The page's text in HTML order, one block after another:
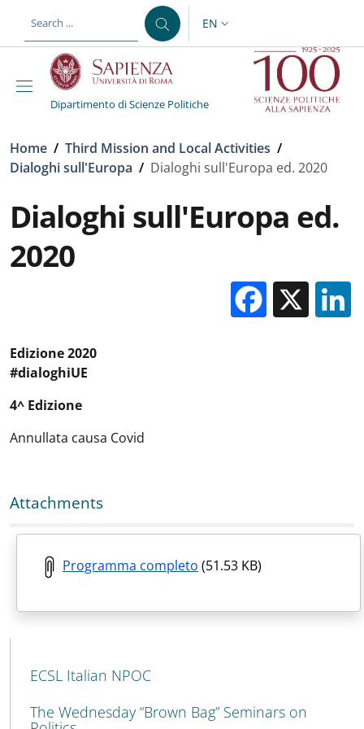
LANGUAGE SWITCHER:
EN
Dipartimento di Scienze Politiche
Breadcrumb
Home / Third Mission and Local Activities /
Dialoghi sull'Europa / Dialoghi sull'Europa ed. 2020
Dialoghi sull'Europa ed.
2020
X
Edizione 2020
#dialoghiUE
4^ Edizione
Annullata causa Covid
Attachments
Programma completo (51.53 KB)
MAIN NAVIGATION
ECSL Italian NPOC
The Wednesday “Brown Bag” Seminars on